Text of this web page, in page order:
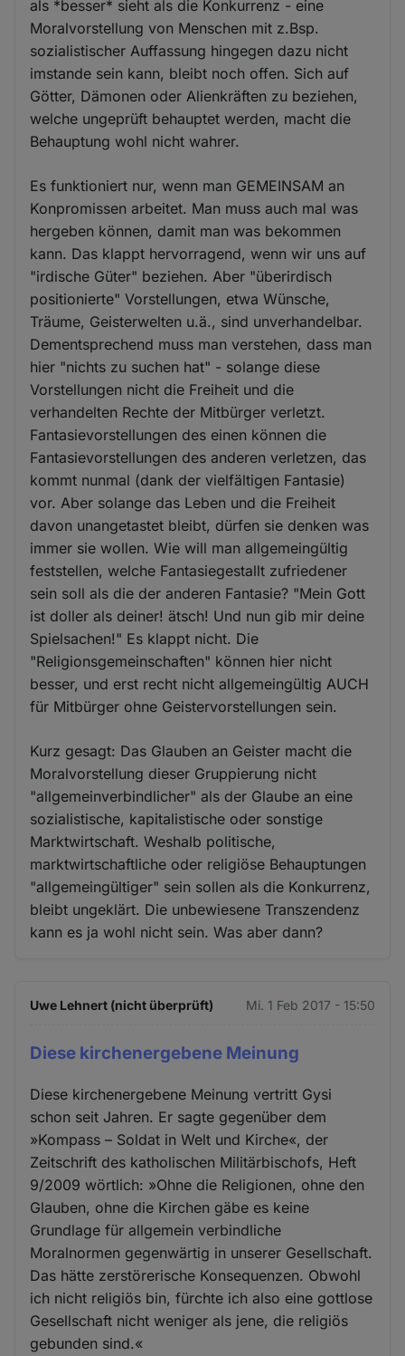
als *besser* sieht als die Konkurrenz - eine
Moralvorstellung von Menschen mit z.Bsp.
sozialistischer Auffassung hingegen dazu nicht
imstande sein kann, bleibt noch offen. Sich auf
Götter, Dämonen oder Alienkräften zu beziehen,
welche ungeprüft behauptet werden, macht die
Behauptung wohl nicht wahrer.
Es funktioniert nur, wenn man GEMEINSAM an
Konpromissen arbeitet. Man muss auch mal was
hergeben können, damit man was bekommen
kann. Das klappt hervorragend, wenn wir uns auf
"irdische Güter" beziehen. Aber "überirdisch
positionierte" Vorstellungen, etwa Wünsche,
Träume, Geisterwelten u.ä., sind unverhandelbar.
Dementsprechend muss man verstehen, dass man
hier "nichts zu suchen hat" - solange diese
Vorstellungen nicht die Freiheit und die
verhandelten Rechte der Mitbürger verletzt.
Fantasievorstellungen des einen können die
Fantasievorstellungen des anderen verletzen, das
kommt nunmal (dank der vielfältigen Fantasie)
vor. Aber solange das Leben und die Freiheit
davon unangetastet bleibt, dürfen sie denken was
immer sie wollen. Wie will man allgemeingültig
feststellen, welche Fantasiegestallt zufriedener
sein soll als die der anderen Fantasie? "Mein Gott
ist doller als deiner! ätsch! Und nun gib mir deine
Spielsachen!" Es klappt nicht. Die
"Religionsgemeinschaften" können hier nicht
besser, und erst recht nicht allgemeingültig AUCH
für Mitbürger ohne Geistervorstellungen sein.
Kurz gesagt: Das Glauben an Geister macht die
Moralvorstellung dieser Gruppierung nicht
"allgemeinverbindlicher" als der Glaube an eine
sozialistische, kapitalistische oder sonstige
Marktwirtschaft. Weshalb politische,
marktwirtschaftliche oder religiöse Behauptungen
"allgemeingültiger" sein sollen als die Konkurrenz,
bleibt ungeklärt. Die unbewiesene Transzendenz
kann es ja wohl nicht sein. Was aber dann?
Uwe Lehnert (nicht überprüft) Mi. 1 Feb 2017 - 15:50
Diese kirchenergebene Meinung
Diese kirchenergebene Meinung vertritt Gysi
schon seit Jahren. Er sagte gegenüber dem
»Kompass – Soldat in Welt und Kirche«, der
Zeitschrift des katholischen Militärbischofs, Heft
9/2009 wörtlich: »Ohne die Religionen, ohne den
Glauben, ohne die Kirchen gäbe es keine
Grundlage für allgemein verbindliche
Moralnormen gegenwärtig in unserer Gesellschaft.
Das hätte zerstörerische Konsequenzen. Obwohl
ich nicht religiös bin, fürchte ich also eine gottlose
Gesellschaft nicht weniger als jene, die religiös
gebunden sind.«